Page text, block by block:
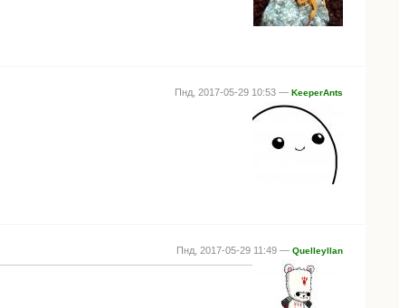
Пнд, 2017-05-29 10:53 — KeeperAnts
Пнд, 2017-05-29 11:49 — Quelleyllan